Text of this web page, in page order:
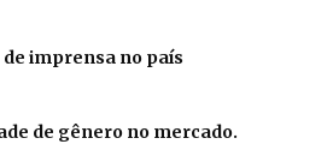
imprensa no país
de gênero no mercado.